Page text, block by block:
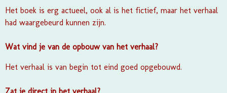
Het boek is erg actueel, ook al is het fictief, maar het verhaal
had waargebeurd kunnen zijn.
Wat vind je van de opbouw van het verhaal?
Het verhaal is van begin tot eind goed opgebouwd.